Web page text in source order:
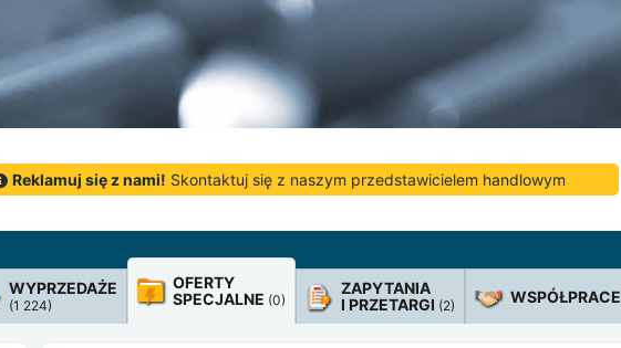
Reklamuj się z nami! Skontaktuj się z naszym przedstawicielem handlowym
WYPRZEDAŻE
(1 224)
OFERTY
SPECJALNE (0)
ZAPYTANIA
I PRZETARGI (2) WSPÓŁPRACE